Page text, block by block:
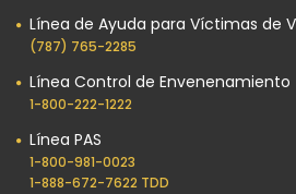
Línea de Ayuda para Víctimas de
(787) 765-2285
Línea Control de Envenenamiento
1-800-222-1222
Línea PAS
1-800-981-0023​
1-888-672-7622 TDD